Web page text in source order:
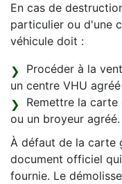
En cas de
particulier ou d'une
véhicule doit :
Procéder à la
un centre VHU
Remettre la carte
ou un broyeur agréé.
À défaut de la carte
document officiel
fournie. Le